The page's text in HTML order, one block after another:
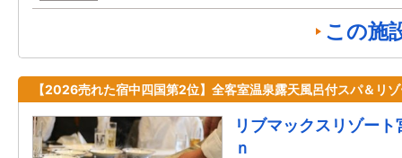
この施
【2026売れた宿中四国第2位】全客室温泉露天風呂付スパ＆リ
リブマックスリゾー
ｎ